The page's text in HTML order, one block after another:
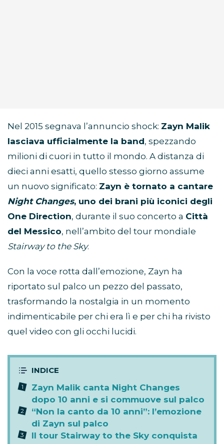
Nel 2015 segnava l’annuncio shock: Zayn Malik
lasciava ufficialmente la band, spezzando
milioni di cuori in tutto il mondo. A distanza di
dieci anni esatti, quello stesso giorno assume
un nuovo significato: Zayn è tornato a cantare
Night Changes, uno dei brani più iconici degli
One Direction, durante il suo concerto a Città
del Messico, nell’ambito del tour mondiale
Stairway to the Sky.
Con la voce rotta dall’emozione, Zayn ha
riportato sul palco un pezzo del passato,
trasformando la nostalgia in un momento
indimenticabile per chi era lì e per chi ha rivisto
quel video con gli occhi lucidi.
Zayn Malik canta Night Changes
dopo 10 anni e si commuove sul palco
“Non la canto da 10 anni”: l’emozione
di Zayn sul palco
Il tour Stairway to the Sky conquista